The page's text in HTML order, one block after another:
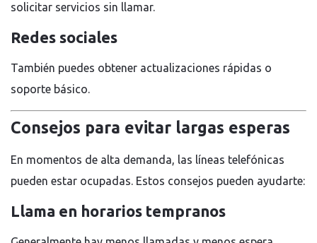
solicitar servicios sin llamar.
Redes sociales
También puedes obtener actualizaciones rápidas o
soporte básico.
Consejos para evitar largas esperas
En momentos de alta demanda, las líneas telefónicas
pueden estar ocupadas. Estos consejos pueden ayudarte:
Llama en horarios tempranos